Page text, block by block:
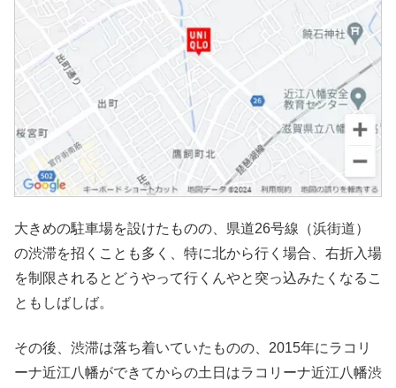
大きめの駐車場を設けたものの、県道26号線（浜街道）
の渋滞を招くことも多く、特に北から行く場合、右折入場
を制限されるとどうやって行くんやと突っ込みたくなるこ
ともしばしば。
その後、渋滞は落ち着いていたものの、2015年にラコリ
ーナ近江八幡ができてからの土日はラコリーナ近江八幡渋